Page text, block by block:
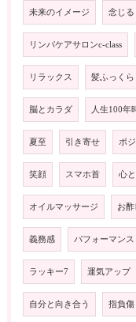
未来のイメージ 念じる
リンパケアサロンc-class
リラックス 髪ふっくら
脳とカラダ 人生100年
夏至 引き寄せ ポ
笑顔 スマホ首 心
オイルマッサージ お
義務感 パフォーマンス
ラッキー7 運気アップ
自分と向き合う 指負傷